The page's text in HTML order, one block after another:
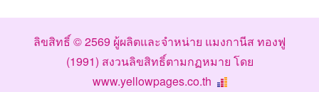
ลิขสิทธิ์ © 2569 ผู้ผลิตและจำหน่าย แมงกานีส ทองฟู
(1991) สงวนลิขสิทธิ์ตามกฏหมาย โดย
www.yellowpages.co.th